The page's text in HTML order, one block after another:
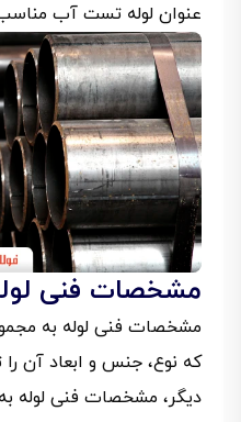
عنوان لوله تست آب
مشخصات فنی
مشخصات فنی لوله به
که نوع، جنس و ابعاد آن
دیگر، مشخصات فنی لوله